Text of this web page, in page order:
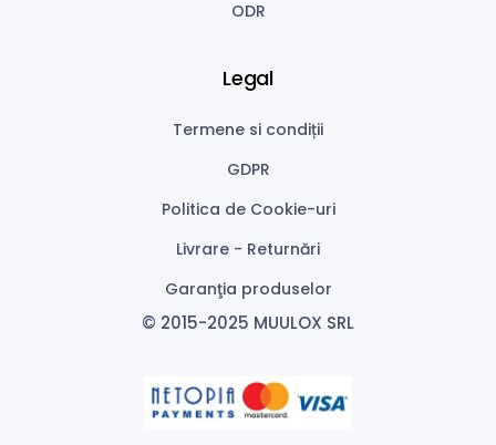
ODR
Legal
Termene si condiții
GDPR
Politica de Cookie-uri
Livrare - Returnări
Garanţia produselor
© 2015-2025 MUULOX SRL